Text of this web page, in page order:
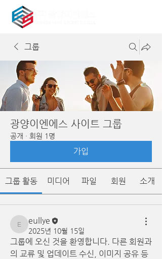
그룹
광양이엔에스 사이트 그룹
공개 · 회원 1명
가입
그룹 활동 미디어 파일 회원 소개
eullye
eullye
2025년 10월 15일
그룹에 오신 것을 환영합니다. 다른 회원과
의 교류 및 업데이트 수신, 이미지 공유 등